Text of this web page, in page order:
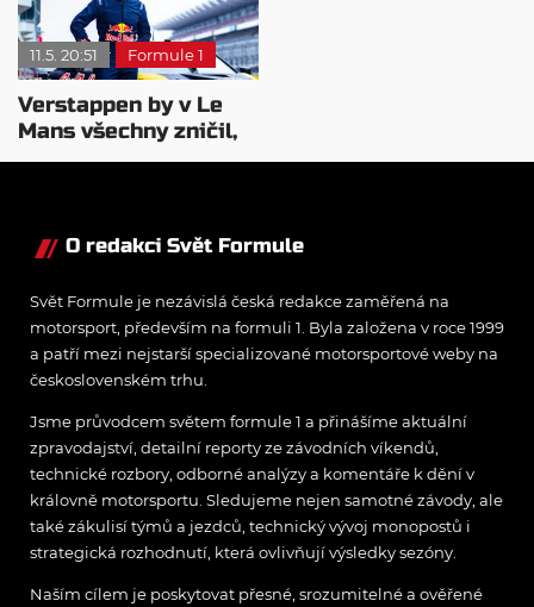
11.5. 20:51 Formule 1
Verstappen by v Le
Mans všechny zničil,
myslí si Sargeant
O redakci Svět Formule
Svět Formule je nezávislá česká redakce zaměřená na
motorsport, především na formuli 1. Byla založena v roce 1999
a patří mezi nejstarší specializované motorsportové weby na
československém trhu.
Jsme průvodcem světem formule 1 a přinášíme aktuální
zpravodajství, detailní reporty ze závodních víkendů,
technické rozbory, odborné analýzy a komentáře k dění v
královně motorsportu. Sledujeme nejen samotné závody, ale
také zákulisí týmů a jezdců, technický vývoj monopostů i
strategická rozhodnutí, která ovlivňují výsledky sezóny.
Naším cílem je poskytovat přesné, srozumitelné a ověřené